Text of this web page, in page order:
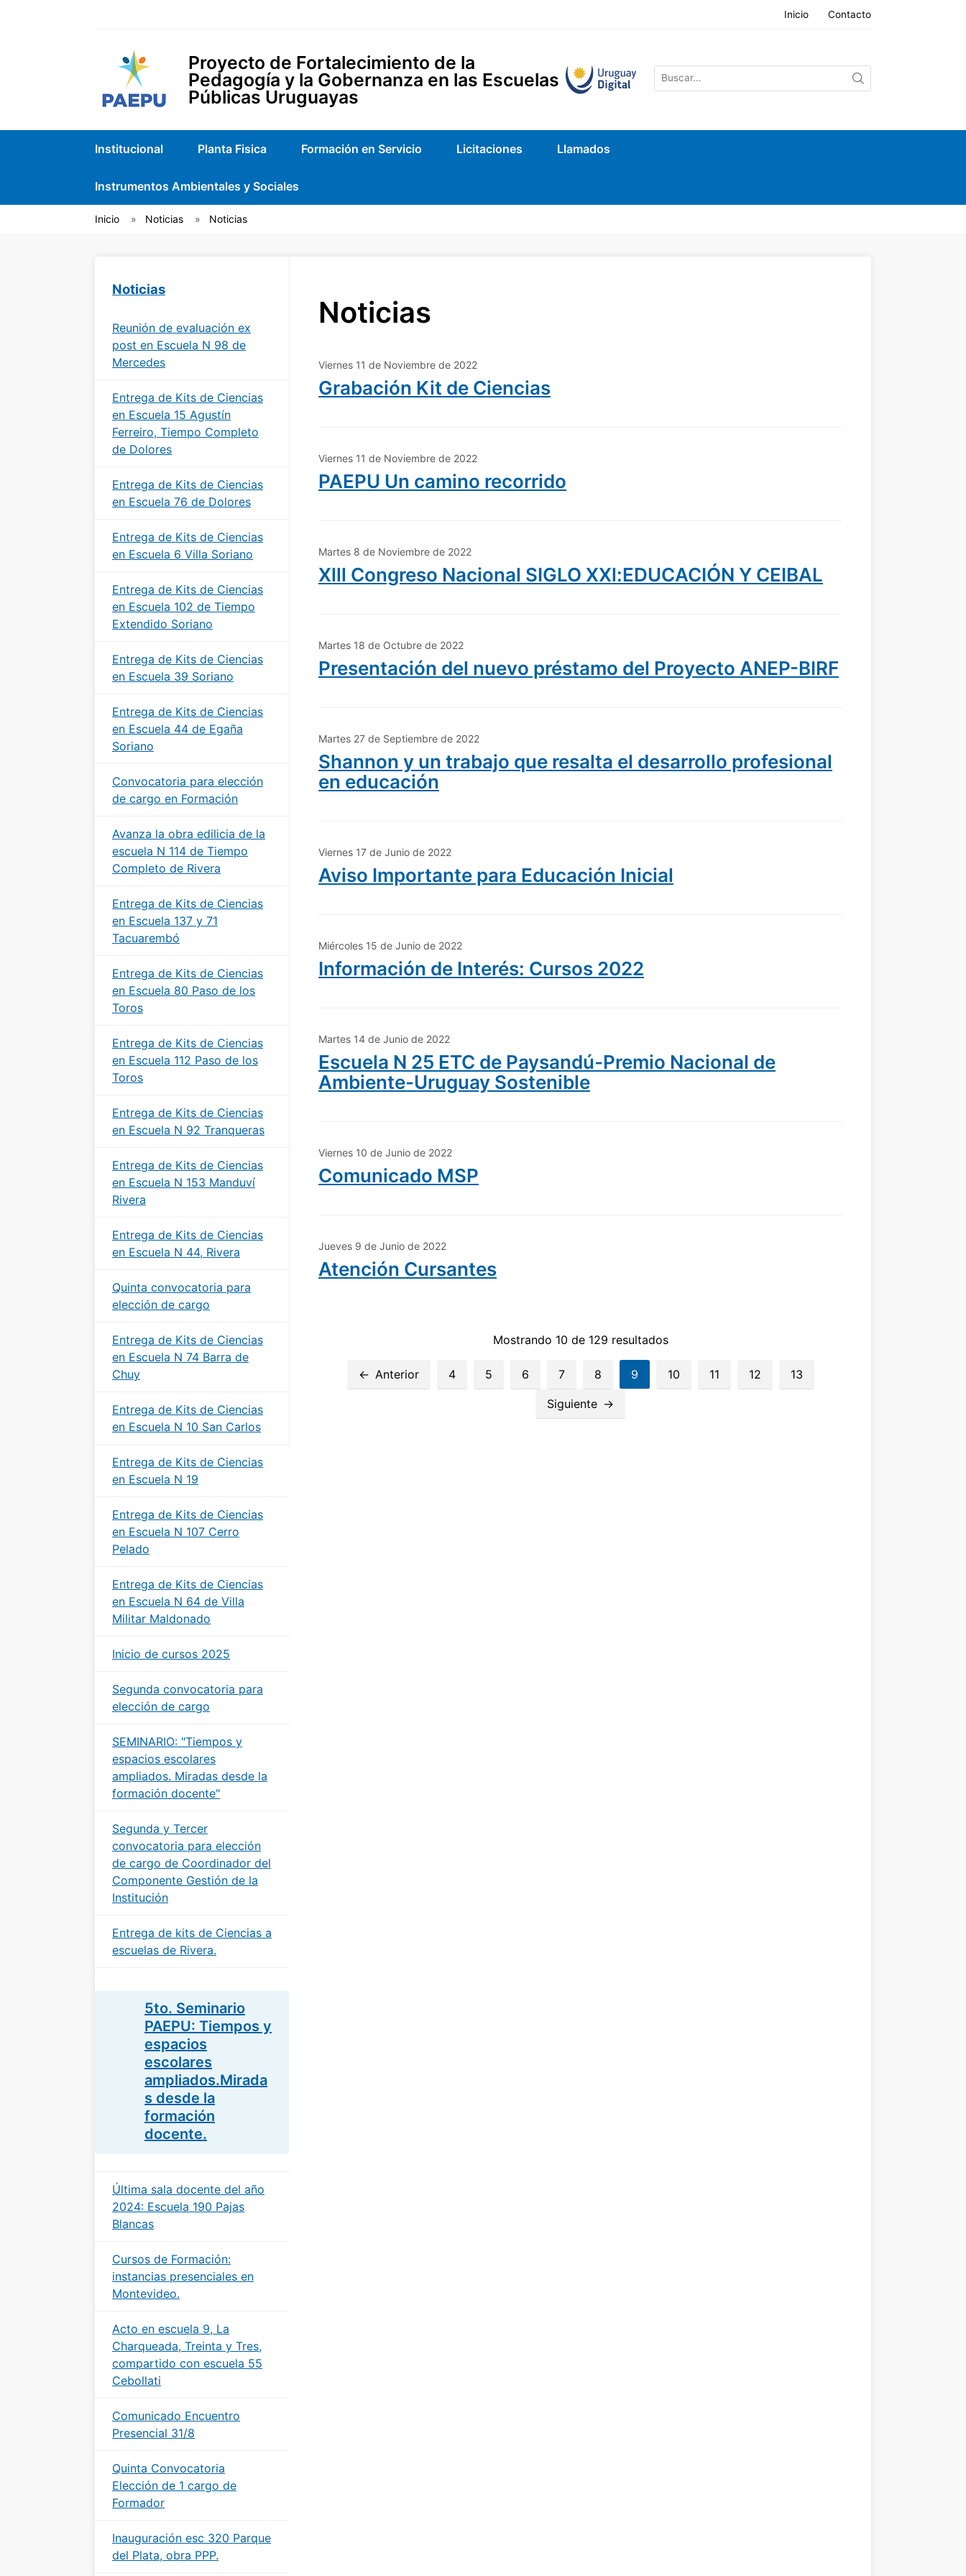
Inicio Contacto
Proyecto de Fortalecimiento de la
Pedagogía y la Gobernanza en las Escuelas
Públicas Uruguayas
Institucional Planta Fisica Formación en Servicio Licitaciones Llamados
Instrumentos Ambientales y Sociales
Inicio Noticias Noticias
Noticias
Reunión de evaluación ex
post en Escuela N 98 de
Mercedes
Entrega de Kits de Ciencias
en Escuela 15 Agustín
Ferreiro, Tiempo Completo
de Dolores
Entrega de Kits de Ciencias
en Escuela 76 de Dolores
Entrega de Kits de Ciencias
en Escuela 6 Villa Soriano
Entrega de Kits de Ciencias
en Escuela 102 de Tiempo
Extendido Soriano
Entrega de Kits de Ciencias
en Escuela 39 Soriano
Entrega de Kits de Ciencias
en Escuela 44 de Egaña
Soriano
Convocatoria para elección
de cargo en Formación
Avanza la obra edilicia de la
escuela N 114 de Tiempo
Completo de Rivera
Entrega de Kits de Ciencias
en Escuela 137 y 71
Tacuarembó
Entrega de Kits de Ciencias
en Escuela 80 Paso de los
Toros
Entrega de Kits de Ciencias
en Escuela 112 Paso de los
Toros
Entrega de Kits de Ciencias
en Escuela N 92 Tranqueras
Entrega de Kits de Ciencias
en Escuela N 153 Manduví
Rivera
Entrega de Kits de Ciencias
en Escuela N 44, Rivera
Quinta convocatoria para
elección de cargo
Entrega de Kits de Ciencias
en Escuela N 74 Barra de
Chuy
Entrega de Kits de Ciencias
en Escuela N 10 San Carlos
Entrega de Kits de Ciencias
en Escuela N 19
Entrega de Kits de Ciencias
en Escuela N 107 Cerro
Pelado
Entrega de Kits de Ciencias
en Escuela N 64 de Villa
Militar Maldonado
Inicio de cursos 2025
Segunda convocatoria para
elección de cargo
SEMINARIO: "Tiempos y
espacios escolares
ampliados. Miradas desde la
formación docente"
Segunda y Tercer
convocatoria para elección
de cargo de Coordinador del
Componente Gestión de la
Institución
Entrega de kits de Ciencias a
escuelas de Rivera.
5to. Seminario
PAEPU: Tiempos y
espacios
escolares
ampliados.Mirada
s desde la
formación
docente.
Última sala docente del año
2024: Escuela 190 Pajas
Blancas
Cursos de Formación:
instancias presenciales en
Montevideo.
Acto en escuela 9, La
Charqueada, Treinta y Tres,
compartido con escuela 55
Cebollati
Comunicado Encuentro
Presencial 31/8
Quinta Convocatoria
Elección de 1 cargo de
Formador
Inauguración esc 320 Parque
del Plata, obra PPP.
Noticias
Viernes 11 de Noviembre de 2022
Grabación Kit de Ciencias
Viernes 11 de Noviembre de 2022
PAEPU Un camino recorrido
Martes 8 de Noviembre de 2022
Xlll Congreso Nacional SIGLO XXl:EDUCACIÓN Y CEIBAL
Martes 18 de Octubre de 2022
Presentación del nuevo préstamo del Proyecto ANEP-BIRF
Martes 27 de Septiembre de 2022
Shannon y un trabajo que resalta el desarrollo profesional
en educación
Viernes 17 de Junio de 2022
Aviso Importante para Educación Inicial
Miércoles 15 de Junio de 2022
Información de Interés: Cursos 2022
Martes 14 de Junio de 2022
Escuela N 25 ETC de Paysandú-Premio Nacional de
Ambiente-Uruguay Sostenible
Viernes 10 de Junio de 2022
Comunicado MSP
Jueves 9 de Junio de 2022
Atención Cursantes
Mostrando 10 de 129 resultados
Anterior 4 5 6 7 8 9 10 11 12 13
Siguiente